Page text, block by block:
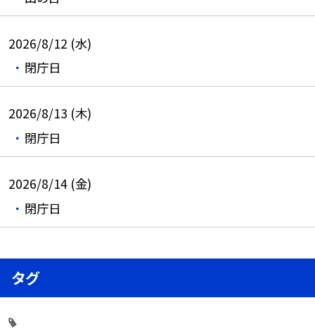
2026/8/12 (水)
閉庁日
2026/8/13 (木)
閉庁日
2026/8/14 (金)
閉庁日
タグ